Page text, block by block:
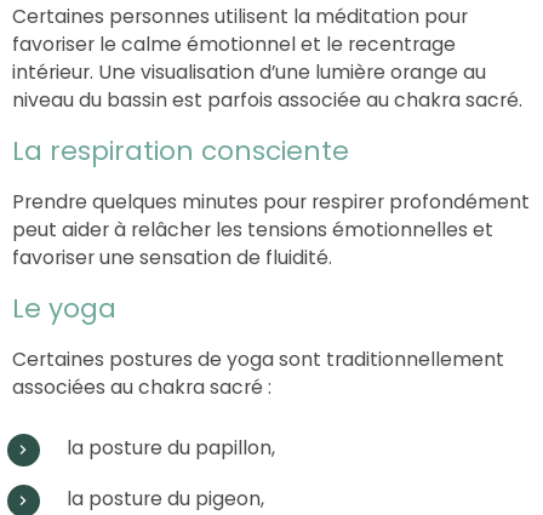
Certaines personnes utilisent la méditation pour
favoriser le calme émotionnel et le recentrage
intérieur. Une visualisation d’une lumière orange au
niveau du bassin est parfois associée au chakra sacré.
La respiration consciente
Prendre quelques minutes pour respirer profondément
peut aider à relâcher les tensions émotionnelles et
favoriser une sensation de fluidité.
Le yoga
Certaines postures de yoga sont traditionnellement
associées au chakra sacré :
la posture du papillon,
la posture du pigeon,